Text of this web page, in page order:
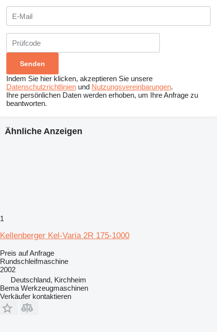
Indem Sie hier klicken, akzeptieren Sie unsere
Datenschutzrichtlinien und Nutzungsvereinbarungen.
Ihre persönlichen Daten werden erhoben, um Ihre Anfrage zu
beantworten.
Ähnliche Anzeigen
1
Kellenberger Kel-Varia 2R 175-1000
Preis auf Anfrage
Rundschleifmaschine
2002
Deutschland, Kirchheim
Bema Werkzeugmaschinen
Verkäufer kontaktieren